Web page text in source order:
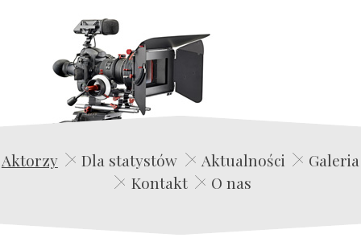
Edwin Film Agencja Aktorska
Aktorzy Dla statystów Aktualności
Galeria
Kontakt
O nas